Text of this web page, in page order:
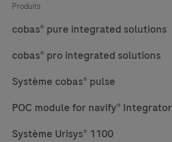
Produits
cobas® pure integrated solutions
cobas® pro integrated solutions
Système cobas® pulse
POC module for navify® Integrator
Système Urisys® 1100